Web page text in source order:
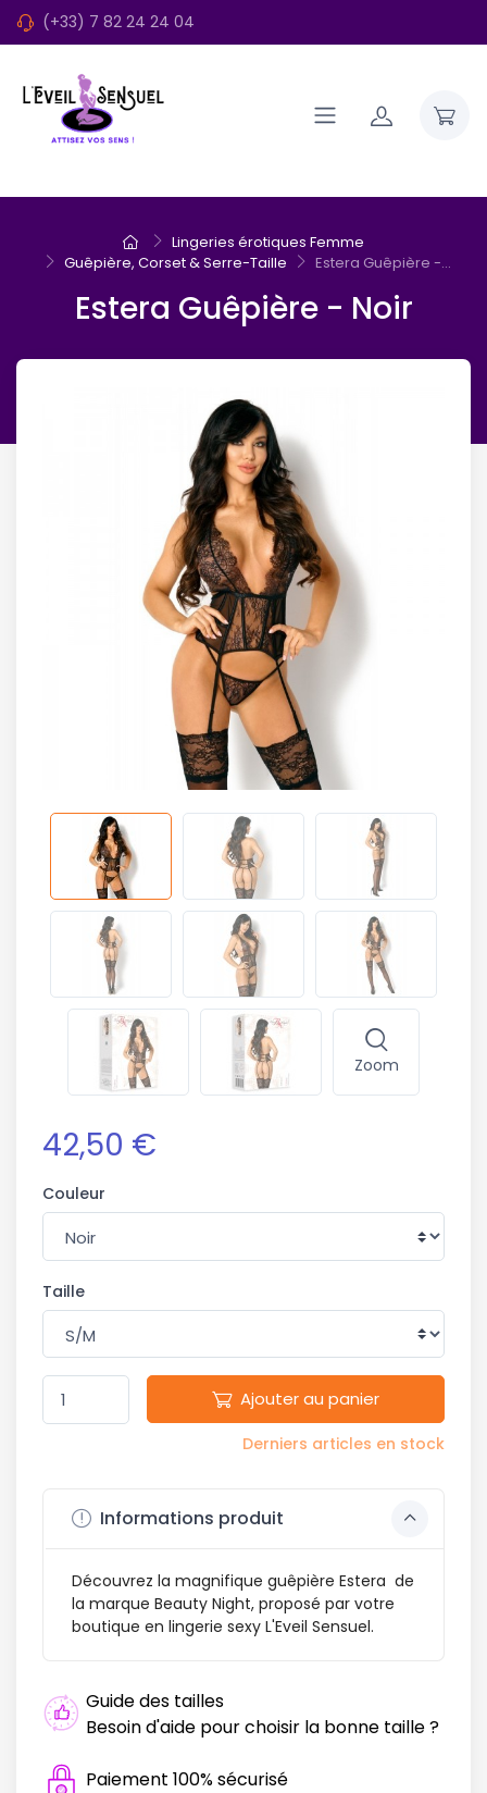
(+33) 7 82 24 24 04
Lingeries érotiques Femme
Guêpière, Corset & Serre-Taille
Estera Guêpière -...
Estera Guêpière - Noir
Zoom
42,50 €
Couleur
Taille
Ajouter au panier
Derniers articles en stock
Informations produit
Découvrez la magnifique guêpière Estera de
la marque Beauty Night, proposé par votre
boutique en lingerie sexy L'Eveil Sensuel.
Guide des tailles
Besoin d'aide pour choisir la bonne taille ?
Paiement 100% sécurisé